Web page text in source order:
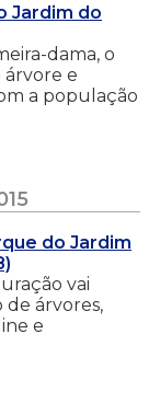
Jardim do
dama, o
e
a população
do Jardim
vai
árvores,
e